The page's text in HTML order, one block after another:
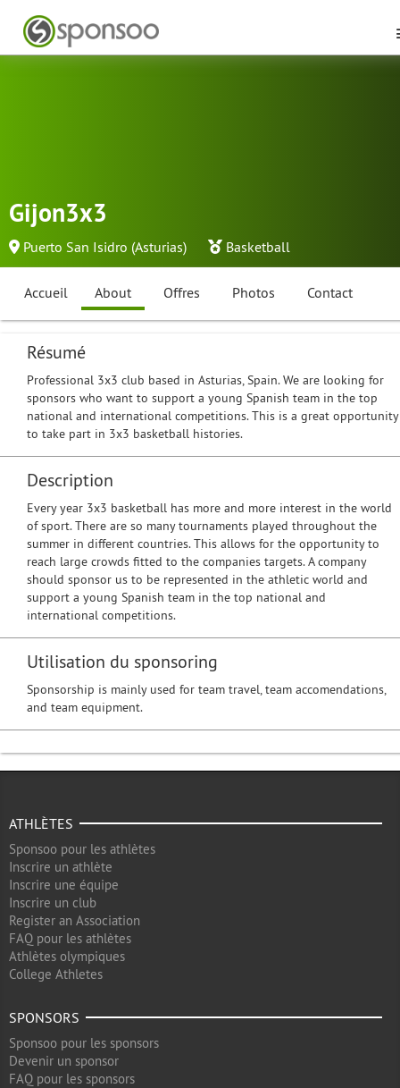
Gijon3x3
Puerto San Isidro (Asturias) Basketball
Accueil About Offres Photos Contact
Résumé
Professional 3x3 club based in Asturias, Spain. We are looking for
sponsors who want to support a young Spanish team in the top
national and international competitions. This is a great opportunity
to take part in 3x3 basketball histories.
Description
Every year 3x3 basketball has more and more interest in the world
of sport. There are so many tournaments played throughout the
summer in different countries. This allows for the opportunity to
reach large crowds fitted to the companies targets. A company
should sponsor us to be represented in the athletic world and
support a young Spanish team in the top national and
international competitions.
Utilisation du sponsoring
Sponsorship is mainly used for team travel, team accomendations,
and team equipment.
ATHLÈTES
Sponsoo pour les athlètes
Inscrire un athlète
Inscrire une équipe
Inscrire un club
Register an Association
FAQ pour les athlètes
Athlètes olympiques
College Athletes
SPONSORS
Sponsoo pour les sponsors
Devenir un sponsor
FAQ pour les sponsors